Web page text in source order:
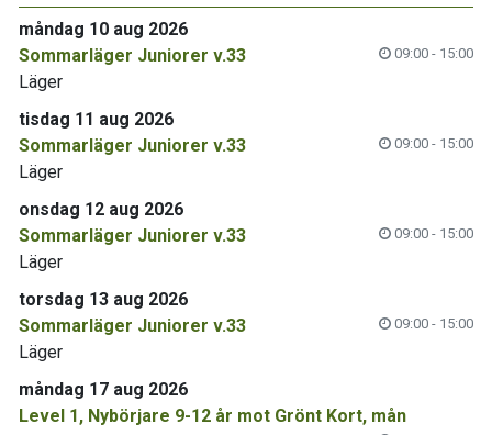
måndag 10 aug 2026
Sommarläger Juniorer v.33
09:00 - 15:00
Läger
tisdag 11 aug 2026
Sommarläger Juniorer v.33
09:00 - 15:00
Läger
onsdag 12 aug 2026
Sommarläger Juniorer v.33
09:00 - 15:00
Läger
torsdag 13 aug 2026
Sommarläger Juniorer v.33
09:00 - 15:00
Läger
måndag 17 aug 2026
Level 1, Nybörjare 9-12 år mot Grönt Kort, mån